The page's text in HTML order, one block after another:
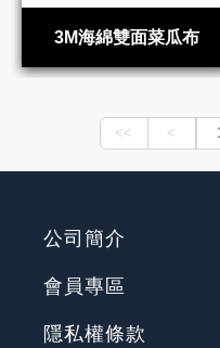
3M海綿雙面菜瓜布
公司簡介
會員專區
隱私權條款